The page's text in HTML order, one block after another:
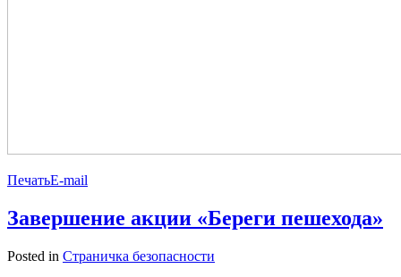
ПечатьE-mail
Завершение акции «Береги пешехода»
Posted in Страничка безопасности